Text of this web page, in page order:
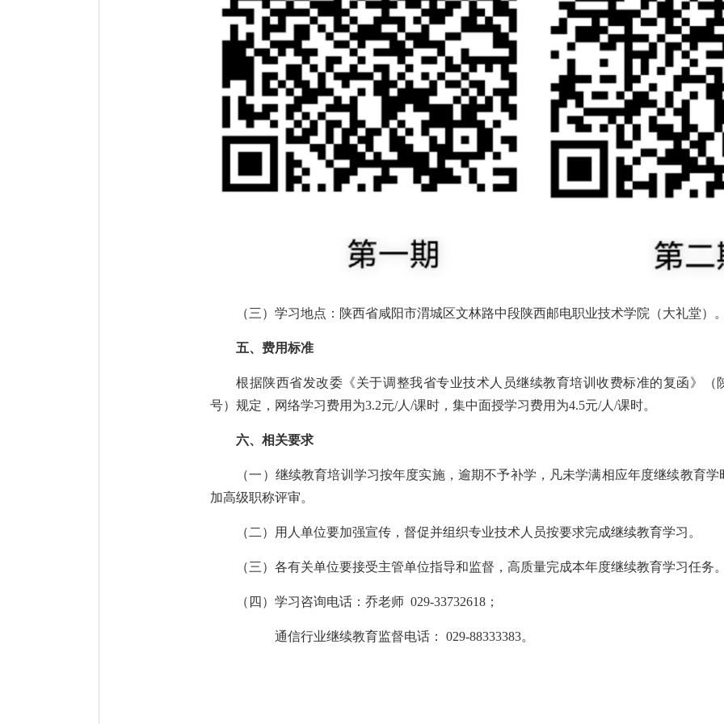
（三）学习地点：陕西省咸阳市渭城区文林路中段陕西邮电职业技术学院（大礼堂）
五、费用标准
根据陕西省发改委《关于调整我省专业技术人员继续教育培训收费标准的复函》（
号）规定，网络学习费用为3.2元/人/课时，集中面授学习费用为4.5元/人/课时。
六、相关要求
（一）继续教育培训学习按年度实施，逾期不予补学，凡未学满相应年度继续教育
加高级职称评审。
（二）用人单位要加强宣传，督促并组织专业技术人员按要求完成继续教育学习。
（三）各有关单位要接受主管单位指导和监督，高质量完成本年度继续教育学习任务
（四）学习咨询电话：乔老师 029-33732618；
通信行业继续教育监督电话： 029-88333383。